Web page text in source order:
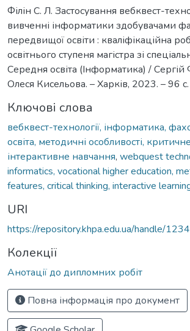
Філін С. Л. Застосування вебквест-
вивченні інформатики здобувачами
передвищої освіти : кваліфікаційна
освітнього ступеня магістра зі
Середня освіта (Інформатика) / Сергій
Олеся Кисельова. – Харків, 2023. – 96 с.
Ключові слова
вебквест-технології, інформатика,
освіта, методичні особливості,
інтерактивне навчання, webquest
informatics, vocational higher education,
features, critical thinking, interactive
URI
https://repository.khpa.edu.ua/handle/
Колекції
Анотації до дипломних робіт
Повна інформація про документ